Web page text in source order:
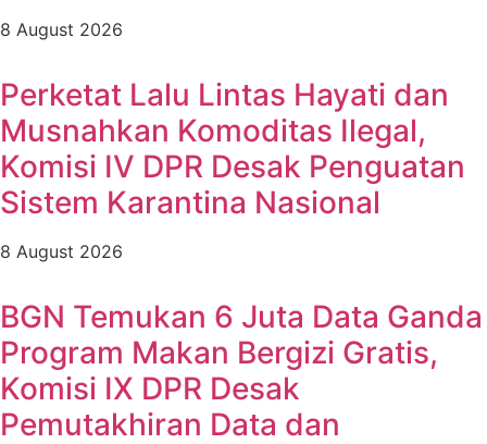
8 August 2026
Perketat Lalu Lintas Hayati dan
Musnahkan Komoditas Ilegal,
Komisi IV DPR Desak Penguatan
Sistem Karantina Nasional
8 August 2026
BGN Temukan 6 Juta Data Ganda
Program Makan Bergizi Gratis,
Komisi IX DPR Desak
Pemutakhiran Data dan